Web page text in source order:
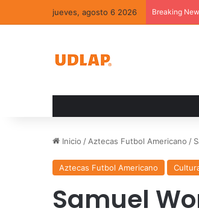
jueves, agosto 6 2026 Breaking
Inicio / Aztecas Futbol Americano /
Aztecas Futbol Americano
Samuel